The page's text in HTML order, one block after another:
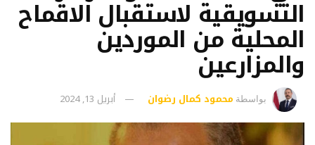
التسويقية لاستقبال الاقماح
المحلية من الموردين
والمزارعين
بواسطة محمود كمال رضوان أبريل 13, 2024